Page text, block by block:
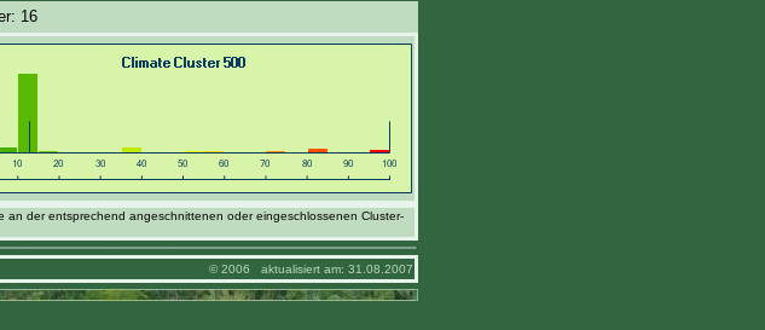
16
an der entsprechend angeschnittenen oder eingeschlossenen Cluster-
© 2006 aktualisiert am: 31.08.2007